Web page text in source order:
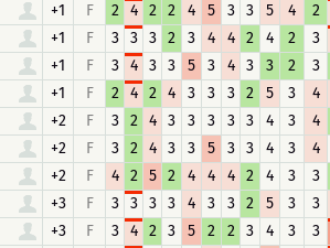
+1 F 2 4 2 2 4 5 3 3 5 4
2
+1 F 3 3 3 2 3 4 4 2 4 2
3
+1 F 3 4 3 3 5 3 4 3 3 2
3
+1 F 2 4 2 4 3 3 3 2 5 3
4
+2 F 3 2 4 3 3 3 3 3 4 3
4
+2 F 3 2 4 3 3 5 3 3 4 3
4
+2 F 4 2 5 2 4 4 4 2 4 3
3
+3 F 3 3 3 3 4 3 3 2 5 3
3
+3 F 3 4 2 3 5 2 2 3 4 3
3